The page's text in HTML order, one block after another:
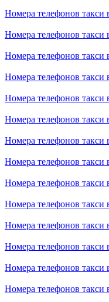
Номера телефонов такси
Номера телефонов такси
Номера телефонов такси
Номера телефонов такси
Номера телефонов
Номера телефонов такси
Номера телефонов такси
Номера телефонов такси
Номера телефонов
Номера телефонов такси
Номера телефонов такси
Номера телефонов такси
Номера телефонов такси
Номера телефонов такси